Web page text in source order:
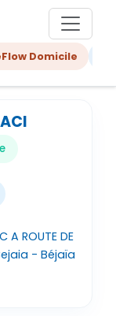
Domicile
A ROUTE DE
- Béjaïa